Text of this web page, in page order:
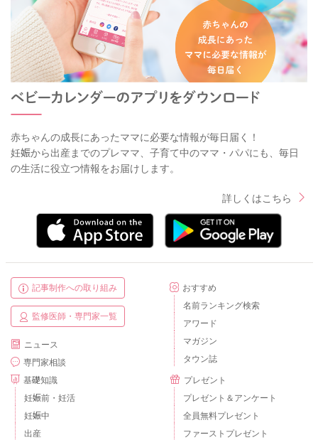
赤ちゃんの成長にあったママに必要な情報が毎日届く！
妊娠から出産までのプレママ、子育て中のママ・パパにも、毎日
の生活に役立つ情報をお届けします。
詳しくはこちら
記事制作への取り組み
監修医師・専門家一覧
ニュース
専門家相談
基礎知識
妊娠前・妊活
妊娠中
出産
おすすめ
名前ランキング検索
アワード
マガジン
タウン誌
プレゼント
プレゼント＆アンケート
全員無料プレゼント
ファーストプレゼント